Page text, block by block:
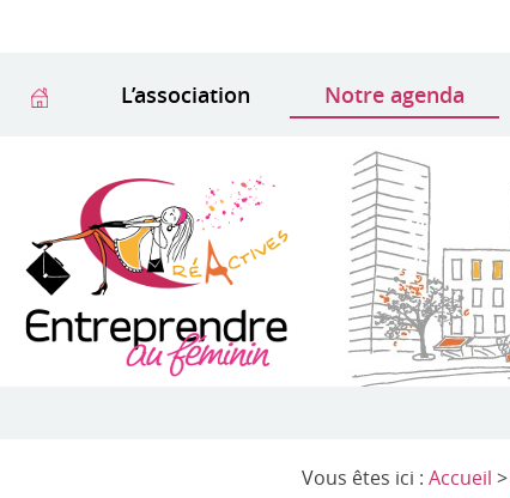
L’association Notre agenda
Vous êtes ici : Accueil >